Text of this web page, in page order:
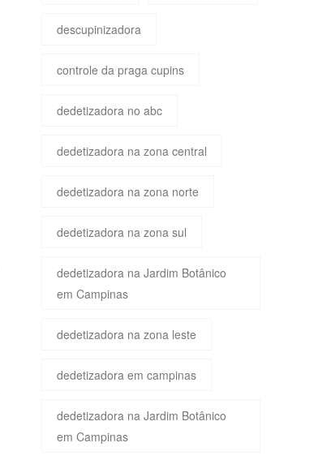
descupinizadora
controle da praga cupins
dedetizadora no abc
dedetizadora na zona central
dedetizadora na zona norte
dedetizadora na zona sul
dedetizadora na Jardim Botânico
em Campinas
dedetizadora na zona leste
dedetizadora em campinas
dedetizadora na Jardim Botânico
em Campinas